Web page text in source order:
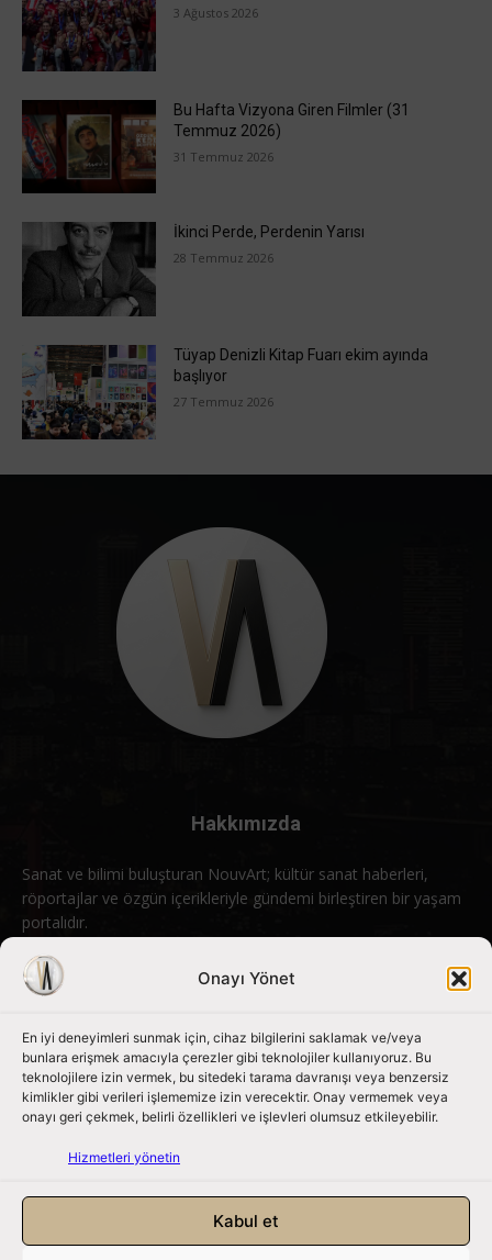
Onayı Yönet
En iyi deneyimleri sunmak için, cihaz bilgilerini saklamak ve/veya
bunlara erişmek amacıyla çerezler gibi teknolojiler kullanıyoruz. Bu
teknolojilere izin vermek, bu sitedeki tarama davranışı veya benzersiz
kimlikler gibi verileri işlememize izin verecektir. Onay vermemek veya
onayı geri çekmek, belirli özellikleri ve işlevleri olumsuz etkileyebilir.
Hizmetleri yönetin
Kabul et
3 Ağustos 2026
Bu Hafta Vizyona Giren Filmler (31
Temmuz 2026)
31 Temmuz 2026
İkinci Perde, Perdenin Yarısı
28 Temmuz 2026
Tüyap Denizli Kitap Fuarı ekim ayında
başlıyor
27 Temmuz 2026
Hakkımızda
Sanat ve bilimi buluşturan NouvArt; kültür sanat haberleri,
röportajlar ve özgün içerikleriyle gündemi birleştiren bir yaşam
portalıdır.
Bizimle iletişime geçin: info@nouvart.net
Bizi Takip Edin